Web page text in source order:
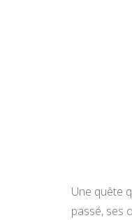
Une quête
passé, ses